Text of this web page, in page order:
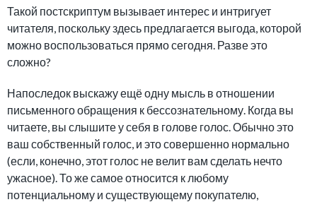
Такой постскриптум вызывает интерес и интригует
читателя, поскольку здесь предлагается выгода, которой
можно воспользоваться прямо сегодня. Разве это
сложно?
Напоследок выскажу ещё одну мысль в отношении
письменного обращения к бессознательному. Когда вы
читаете, вы слышите у себя в голове голос. Обычно это
ваш собственный голос, и это совершенно нормально
(если, конечно, этот голос не велит вам сделать нечто
ужасное). То же самое относится к любому
потенциальному и существующему покупателю,